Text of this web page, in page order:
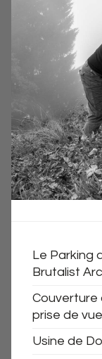
Le Parking
Brutalist
Couverture
prise de
Usine de